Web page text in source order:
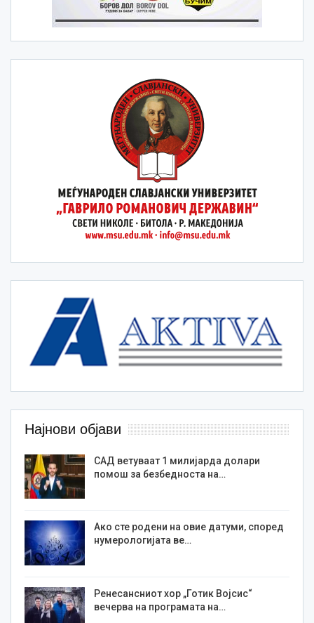
Најнови објави
САД ветуваат 1 милијарда долари
помош за безбедноста на…
Ако сте родени на овие датуми, според
нумерологијата ве…
Ренесансниот хор „Готик Војсис“
вечерва на програмата на…